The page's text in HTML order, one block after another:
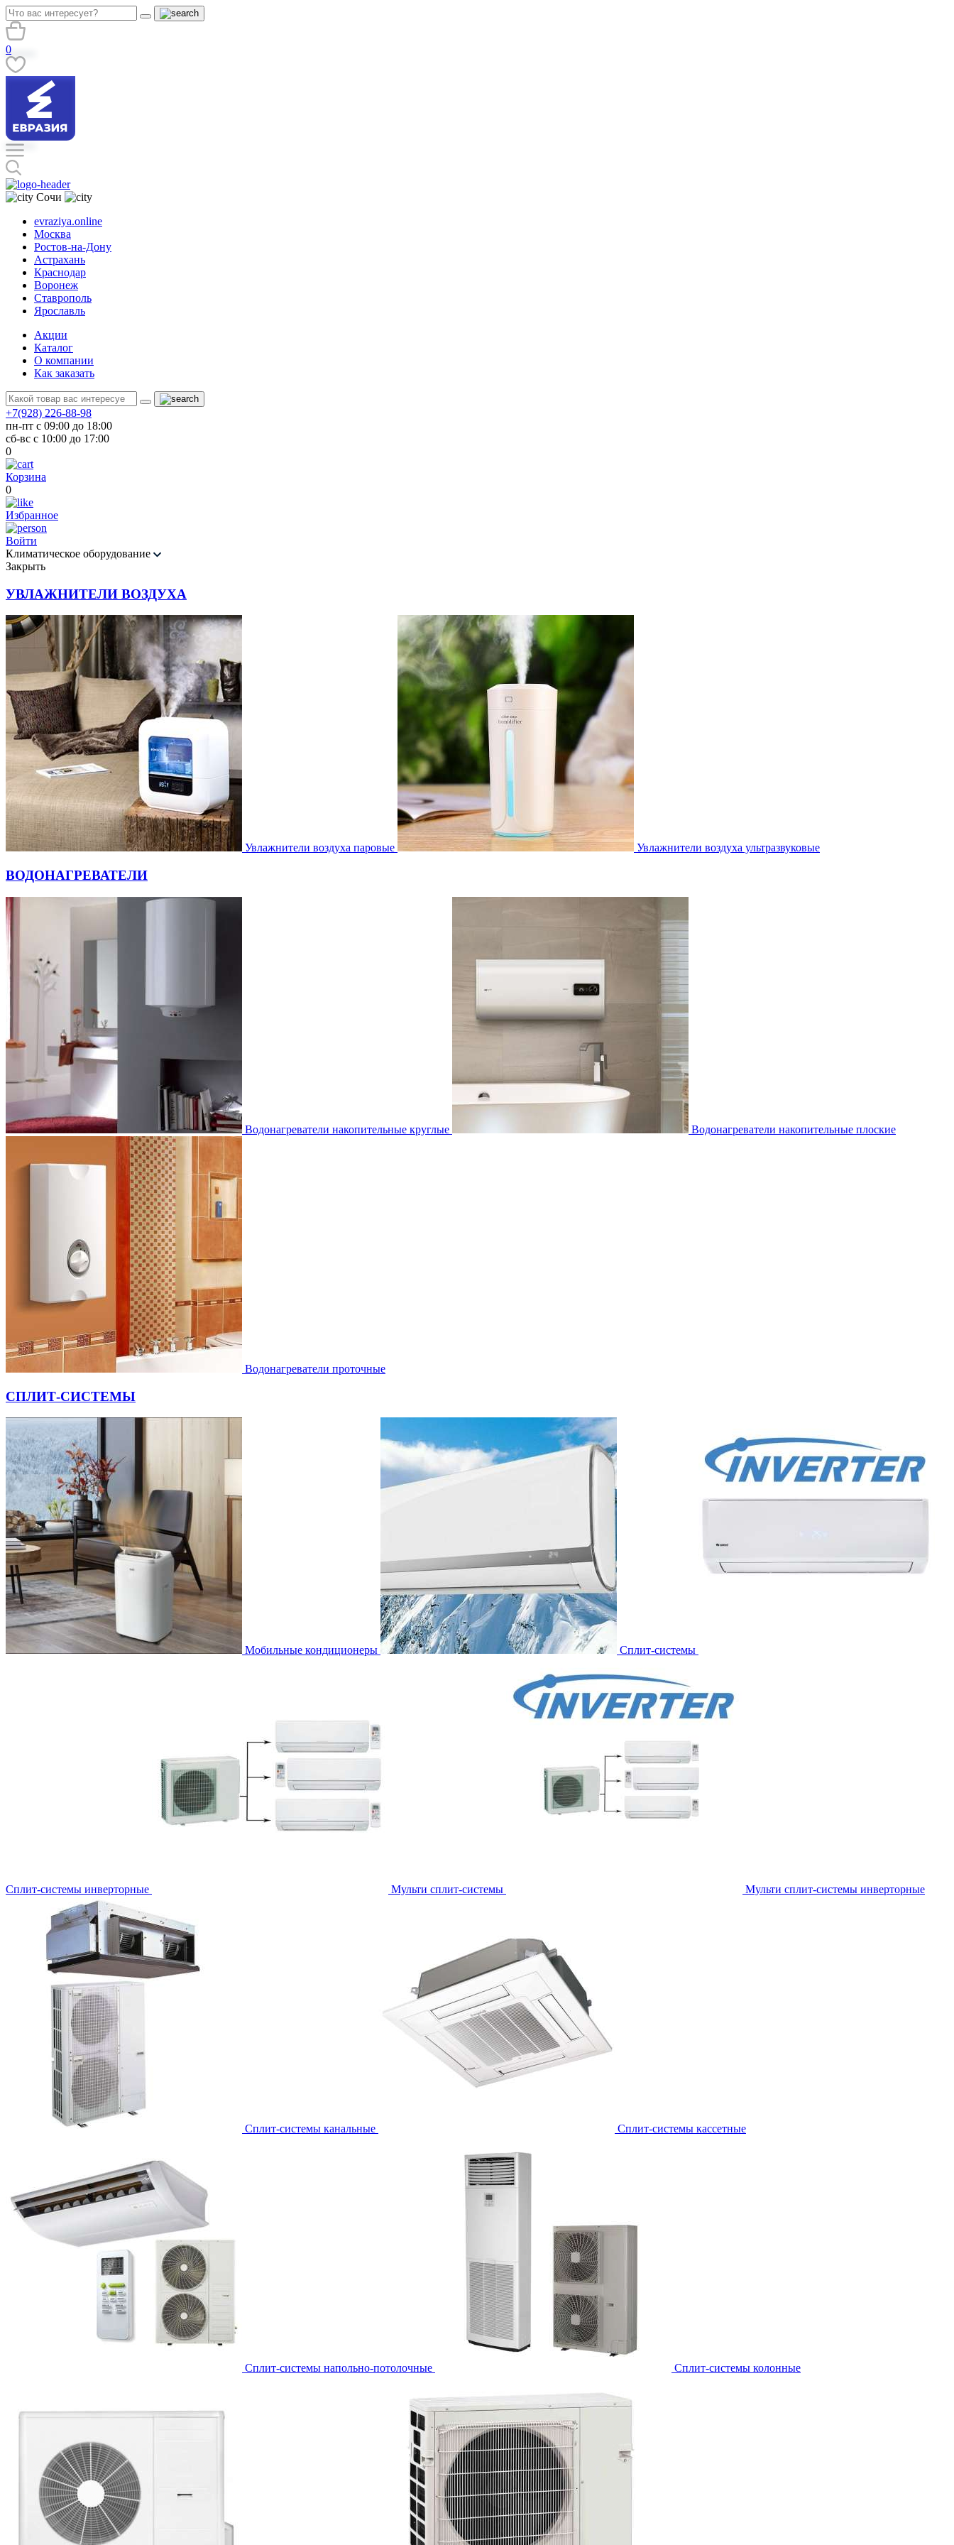
0
Сочи
evraziya.online
Москва
Ростов-на-Дону
Астрахань
Краснодар
Воронеж
Ставрополь
Ярославль
Акции
Каталог
О компании
Как заказать
+7(928) 226-88-98
пн-пт с 09:00 до 18:00
сб-вс с 10:00 до 17:00
0
Корзина
0
Избранное
Войти
Климатическое оборудование
Закрыть
УВЛАЖНИТЕЛИ ВОЗДУХА
Увлажнители воздуха паровые Увлажнители воздуха ультразвуковые
ВОДОНАГРЕВАТЕЛИ
Водонагреватели накопительные круглые Водонагреватели накопительные плоские
Водонагреватели проточные
СПЛИТ-СИСТЕМЫ
Мобильные кондиционеры Сплит-системы
Сплит-системы инверторные Мульти сплит-системы Мульти сплит-системы инверторные
Сплит-системы канальные Сплит-системы кассетные
Сплит-системы напольно-потолочные Cплит-системы колонные